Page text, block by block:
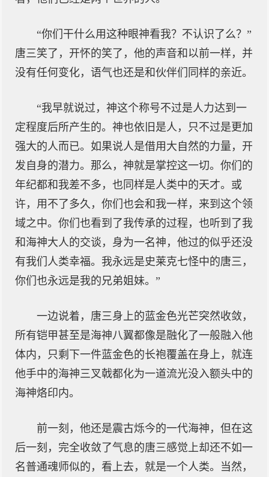
“你们干什么用这种眼神看我？不认识了么？”
唐三笑了，开怀的笑了，他的声音和以前一样，并
没有任何变化，语气也还是和伙伴们同样的亲近。
“我早就说过，神这个称号不过是人力达到一
定程度后所产生的。神也依旧是人，只不过是更加
强大的人而已。如果说人是借用大自然的力量，开
发自身的潜力。那么，神就是掌控这一切。你们的
年纪都和我差不多，也同样是人类中的天才。或
许，用不了多久，你们也会和我一样，来到这个领
域之中。你们也看到了我传承的过程，也听到了我
和海神大人的交谈，身为一名神，他过的似乎还没
有我们人类幸福。我永远是史莱克七怪中的唐三，
你们也永远是我的兄弟姐妹。”
一边说着，唐三身上的蓝金色光芒突然收敛，
所有铠甲甚至是海神八翼都像是融化了一般融入他
体内，只剩下一件蓝金色的长袍覆盖在身上，就连
他手中的海神三叉戟都化为一道流光没入额头中的
海神烙印内。
前一刻，他还是震古烁今的一代海神，但在这
后一刻，完全收敛了气息的唐三感觉上却还不如一
名普通魂师似的，看上去，就是一个人类。当然，